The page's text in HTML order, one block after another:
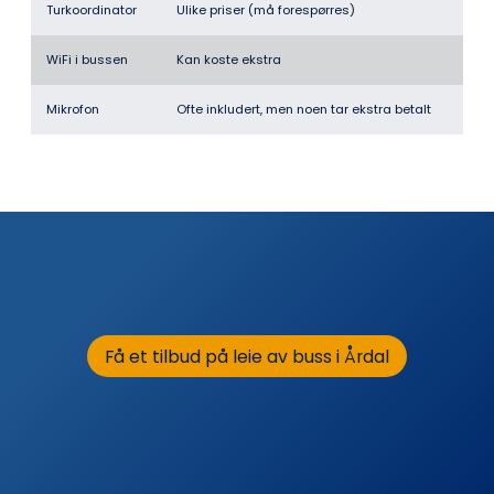
Turkoordinator Ulike priser (må forespørres)
WiFi i bussen Kan koste ekstra
Mikrofon Ofte inkludert, men noen tar ekstra betalt
Få et tilbud på leie av buss i Årdal